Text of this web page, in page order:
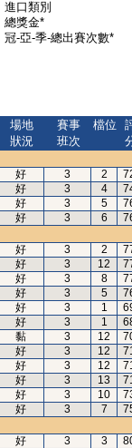
進口類別
總獎金*
冠-亞-季-總出賽次數*
場地
狀況
賽事
班次
檔位
好 3 2
好 3 4
好 3 5
好 3 6
好 3 2
好 3 12
好 3 8
好 3 5
好 3 1
好 3 1
黏 3 12
好 3 12
好 3 12
好 3 13
好 3 10
好 3 7
好 3 3